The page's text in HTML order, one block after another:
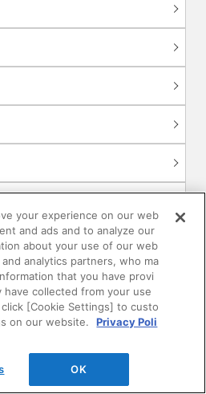
スマート〉
析サービス
your experience on our web
and ads and to analyze our
about your use of our web
analytics partners, who ma
that you have provi
collected from your use
[Cookie Settings] to custo
on our website.
Privacy Poli
OK